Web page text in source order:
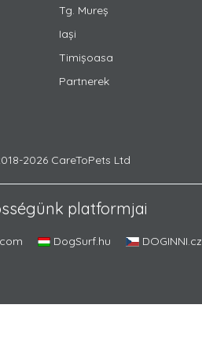
Tg. Mureș
Iași
Timișoasa
Partnerek
2026 CareToPets Ltd
platformjai
DogSurf.hu DOGINNI.cz